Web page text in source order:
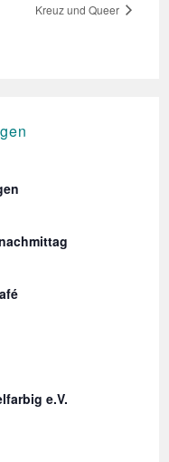
Kreuz und Queer
e.V.